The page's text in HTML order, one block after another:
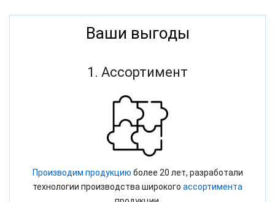
Ваши выгоды
1. Ассортимент
Производим продукцию более 20 лет, разработали
технологии производства широкого ассортимента